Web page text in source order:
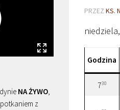
PRZEZ KS.
Godzina
730
NA ŻYWO,
z